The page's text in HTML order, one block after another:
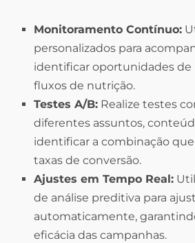
Monitoramento Contínuo:
personalizados para
identificar oportunidades de
fluxos de nutrição.
Testes A/B: Realize testes
diferentes assuntos,
identificar a combinação
taxas de conversão.
Ajustes em Tempo Real:
de análise preditiva para
automaticamente,
eficácia das campanhas.